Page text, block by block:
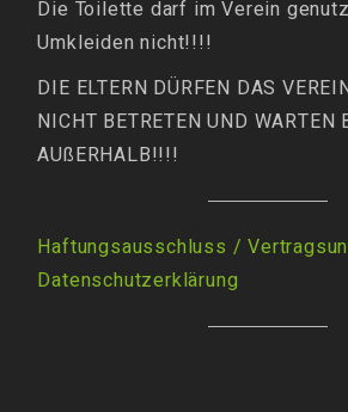
Die Toilette darf im Verein
Umkleiden nicht!!!!
DIE ELTERN DÜRFEN DAS
NICHT BETRETEN UND WARTEN
AUßERHALB!!!!
Haftungsausschluss /
Datenschutzerklärung